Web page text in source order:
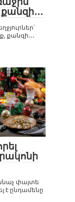
քանզի․․․
0 571
փայտե
է ընդամենը